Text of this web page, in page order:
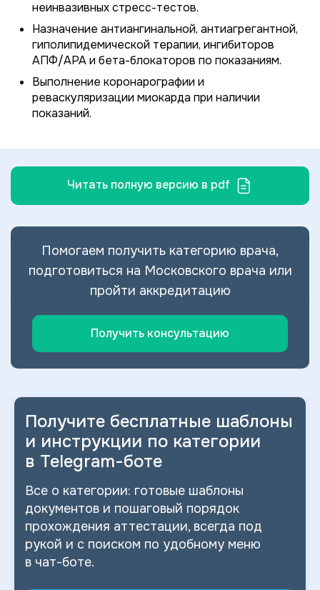
неинвазивных стресс-тестов.
Назначение антиангинальной, антиагрегантной,
гиполипидемической терапии, ингибиторов
АПФ/АРА и бета-блокаторов по показаниям.
Выполнение коронарографии и
реваскуляризации миокарда при наличии
показаний.
Читать полную версию в pdf
Помогаем получить категорию врача,
подготовиться на Московского врача или
пройти аккредитацию
Получить консультацию
Получите бесплатные шаблоны
и инструкции по категории
в Telegram-боте
Все о категории: готовые шаблоны
документов и пошаговый порядок
прохождения аттестации, всегда под
рукой и с поиском по удобному меню
в чат-боте.